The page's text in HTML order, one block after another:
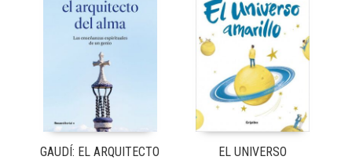
GAUDÍ: EL ARQUITECTO
EL UNIVERSO